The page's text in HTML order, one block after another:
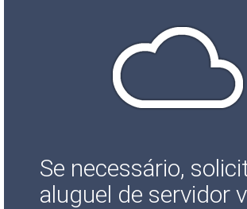
Se necessário,
aluguel de servidor